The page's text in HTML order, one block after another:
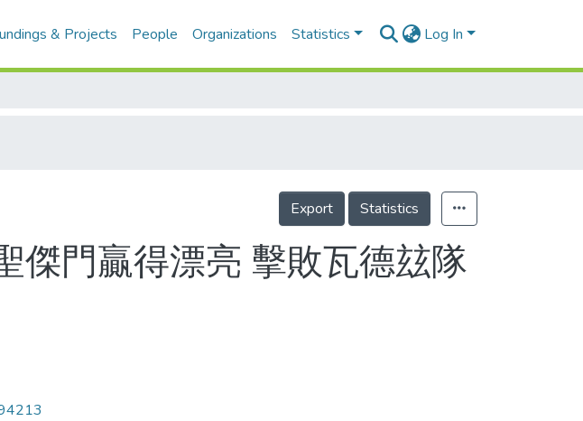
& Projects People Organizations Statistics Log In
Export Statistics
傑門贏得漂亮 擊敗瓦德玆隊